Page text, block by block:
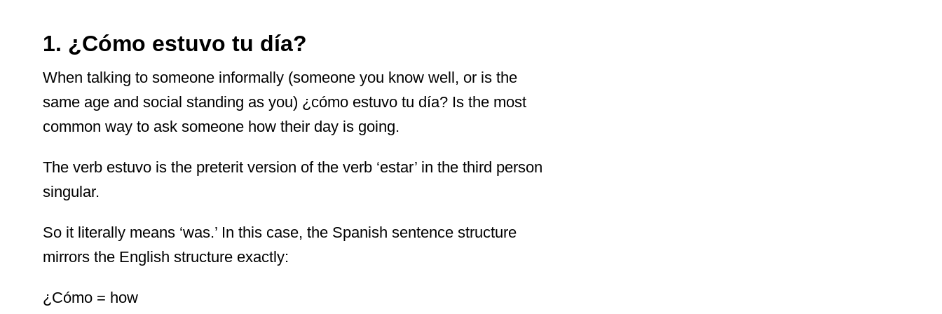
1. ¿Cómo estuvo tu día?
When talking to someone informally (someone you know well, or is the
same age and social standing as you) ¿cómo estuvo tu día? Is the most
common way to ask someone how their day is going.
The verb estuvo is the preterit version of the verb ‘estar’ in the third person
singular.
So it literally means ‘was.’ In this case, the Spanish sentence structure
mirrors the English structure exactly:
¿Cómo = how